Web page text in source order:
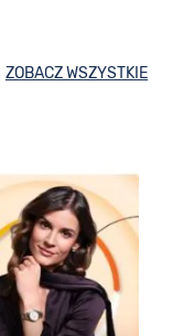
ZOBACZ WSZYSTKIE